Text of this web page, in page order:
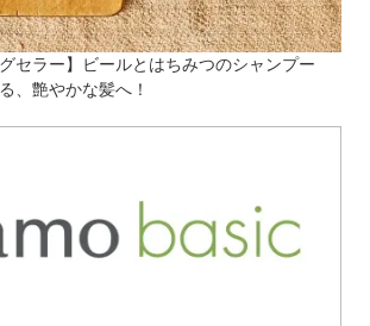
セラー】ビールとはちみつのシャンプー
、艶やかな髪へ！